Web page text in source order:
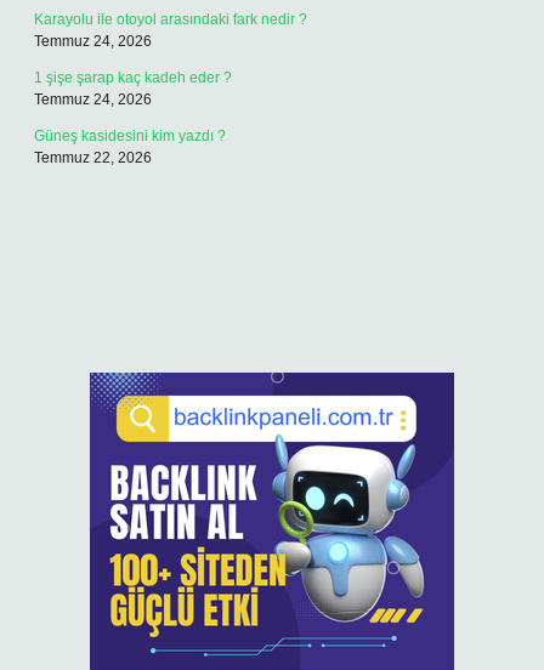
Karayolu ile otoyol arasındaki fark nedir ?
Temmuz 24, 2026
1 şişe şarap kaç kadeh eder ?
Temmuz 24, 2026
Güneş kasidesini kim yazdı ?
Temmuz 22, 2026